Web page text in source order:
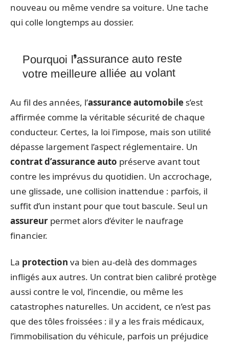
nouveau ou même vendre sa voiture. Une tache
qui colle longtemps au dossier.
Pourquoi l’assurance auto reste
votre meilleure alliée au volant
Au fil des années, l’assurance automobile s’est
affirmée comme la véritable sécurité de chaque
conducteur. Certes, la loi l’impose, mais son utilité
dépasse largement l’aspect réglementaire. Un
contrat d’assurance auto préserve avant tout
contre les imprévus du quotidien. Un accrochage,
une glissade, une collision inattendue : parfois, il
suffit d’un instant pour que tout bascule. Seul un
assureur permet alors d’éviter le naufrage
financier.
La protection va bien au-delà des dommages
infligés aux autres. Un contrat bien calibré protège
aussi contre le vol, l’incendie, ou même les
catastrophes naturelles. Un accident, ce n’est pas
que des tôles froissées : il y a les frais médicaux,
l’immobilisation du véhicule, parfois un préjudice